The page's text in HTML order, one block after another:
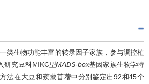
类生物功能丰富的转录因子家族，参与调控植
研究豆科MIKC型MADS-box基因家族生物学特
法在大豆和蒺藜苜蓿中分别鉴定出92和45个